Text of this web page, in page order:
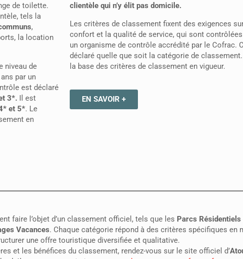
de toilette.
tels la
,
la location
niveau de
par un
est déclaré
3*. Il est
et 5*. Le
en
clientèle qui n’y élit pas domicile.
Les critères de classement fixent des exigences
confort et la qualité de service, qui sont
un organisme de contrôle accrédité par le Cofrac.
déclaré quelle que soit la catégorie de
la base des critères de classement en vigueur.
EN SAVOIR +
faire l’objet d’un classement officiel, tels que les Parcs
Vacances. Chaque catégorie répond à des critères spécifiques en
une offre touristique diversifiée et qualitative.
et les bénéfices du classement, rendez-vous sur le site officiel d’